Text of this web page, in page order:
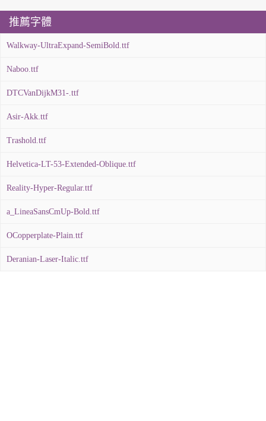
推薦字體
Walkway-UltraExpand-SemiBold.ttf
Naboo.ttf
DTCVanDijkM31-.ttf
Asir-Akk.ttf
Trashold.ttf
Helvetica-LT-53-Extended-Oblique.ttf
Reality-Hyper-Regular.ttf
a_LineaSansCmUp-Bold.ttf
OCopperplate-Plain.ttf
Deranian-Laser-Italic.ttf